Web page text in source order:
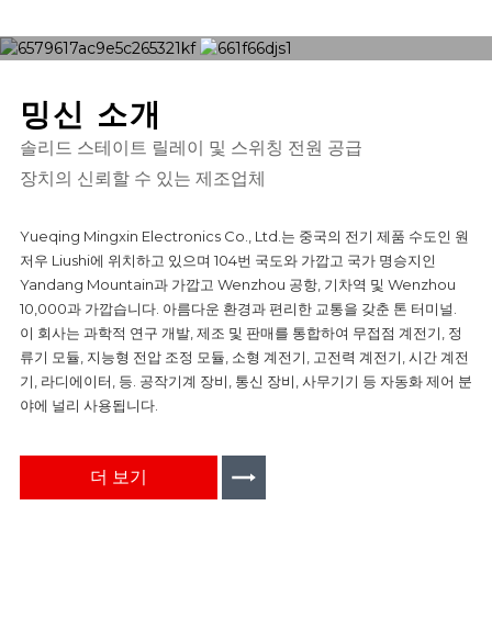
밍신 소개
솔리드 스테이트 릴레이 및 스위칭 전원 공급
장치의 신뢰할 수 있는 제조업체
Yueqing Mingxin Electronics Co., Ltd.는 중국의 전기 제품 수도인 원
저우 Liushi에 위치하고 있으며 104번 국도와 가깝고 국가 명승지인
Yandang Mountain과 가깝고 Wenzhou 공항, 기차역 및 Wenzhou
10,000과 가깝습니다. 아름다운 환경과 편리한 교통을 갖춘 톤 터미널.
이 회사는 과학적 연구 개발, 제조 및 판매를 통합하여 무접점 계전기, 정
류기 모듈, 지능형 전압 조정 모듈, 소형 계전기, 고전력 계전기, 시간 계전
기, 라디에이터, 등. 공작기계 장비, 통신 장비, 사무기기 등 자동화 제어 분
야에 널리 사용됩니다.
더 보기